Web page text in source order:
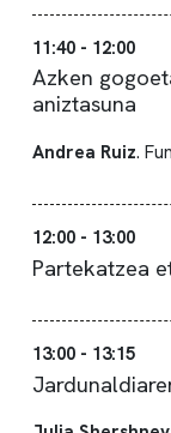
11:40 - 12:00
Azken
aniztasuna
Andrea Ruiz.
12:00 - 13:00
Partekatzea
13:00 - 13:15